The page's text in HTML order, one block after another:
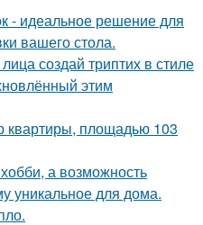
- идеальное решение для
вашего стола.
создай триптих в стиле
этим
квартиры, площадью 103
а возможность
уникальное для дома.